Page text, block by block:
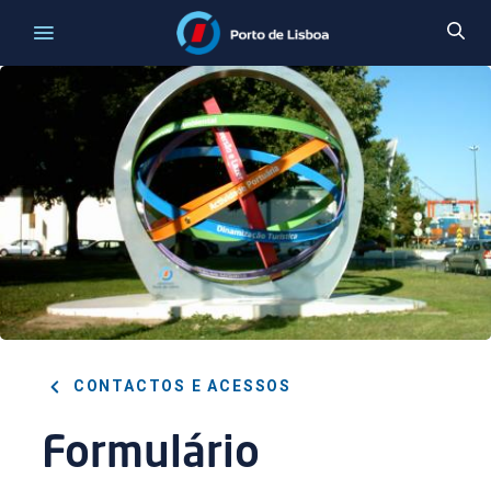
CONTACTOS E ACESSOS
Formulário